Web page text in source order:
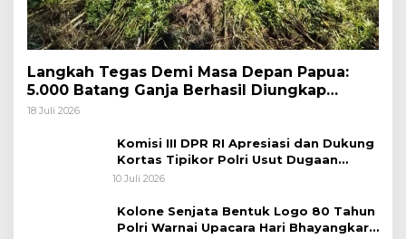
Langkah Tegas Demi Masa Depan Papua:
5.000 Batang Ganja Berhasil Diungkap
Koops TNI Habema
18 Juli 2026
Komisi III DPR RI Apresiasi dan Dukung
Kortas Tipikor Polri Usut Dugaan
Korupsi Batu Bara
10 Juli 2026
Kolone Senjata Bentuk Logo 80 Tahun
Polri Warnai Upacara Hari Bhayangkara